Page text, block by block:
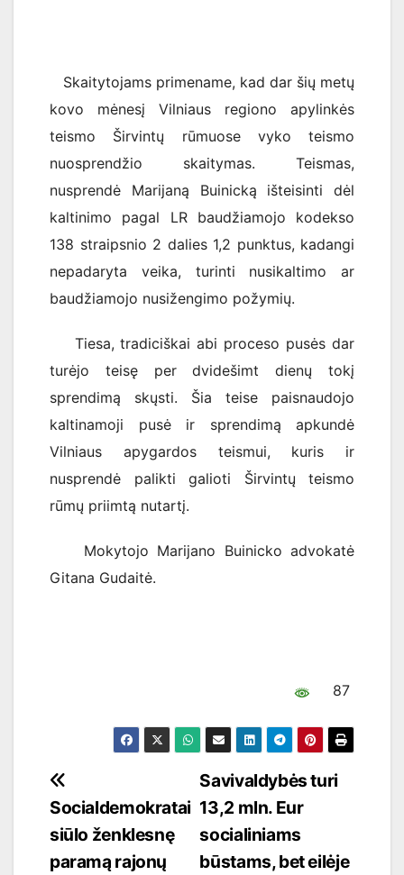
Skaitytojams primename, kad dar šių metų
kovo mėnesį Vilniaus regiono apylinkės
teismo Širvintų rūmuose vyko teismo
nuosprendžio skaitymas. Teismas,
nusprendė Marijaną Buinicką išteisinti dėl
kaltinimo pagal LR baudžiamojo kodekso
138 straipsnio 2 dalies 1,2 punktus, kadangi
nepadaryta veika, turinti nusikaltimo ar
baudžiamojo nusižengimo požymių.
Tiesa, tradiciškai abi proceso pusės dar
turėjo teisę per dvidešimt dienų tokį
sprendimą skųsti. Šia teise paisnaudojo
kaltinamoji pusė ir sprendimą apkundė
Vilniaus apygardos teismui, kuris ir
nusprendė palikti galioti Širvintų teismo
rūmų priimtą nutartį.
Mokytojo Marijano Buinicko advokatė
Gitana Gudaitė.
87
Navigacija
tarp
įrašų
Savivaldybės turi
13,2 mln. Eur
socialiniams
būstams, bet eilėje
Socialdemokratai
siūlo ženklesnę
paramą rajonų